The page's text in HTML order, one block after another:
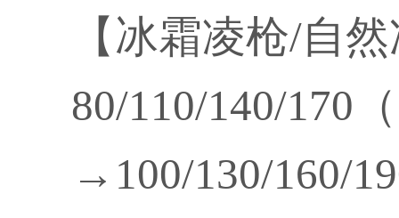
【冰霜凌枪/自
80/110/140/170
→100/130/160/